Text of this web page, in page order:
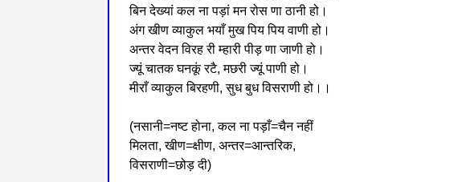
बिन देख्यां कल ना पड़ां मन रोस णा ठानी हो।
अंग खीण व्याकुल भयाँ मुख पिय पिय वाणी हो।
अन्तर वेदन विरह री म्हारी पीड़ णा जाणी हो।
ज्यूं चातक घनकूं रटै, मछरी ज्यूं पाणी हो।
मीराँ व्याकुल बिरहणी, सुध बुध विसराणी हो।।
(नसानी=नष्ट होना, कल ना पड़ाँ=चैन नहीं
मिलता, खीण=क्षीण, अन्तर=आन्तरिक,
विसराणी=छोड़ दी)